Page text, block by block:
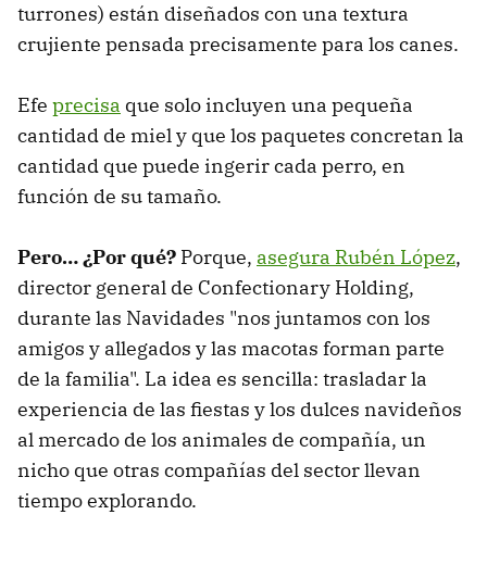
turrones) están diseñados con una textura
crujiente pensada precisamente para los canes.
Efe precisa que solo incluyen una pequeña
cantidad de miel y que los paquetes concretan la
cantidad que puede ingerir cada perro, en
función de su tamaño.
Pero… ¿Por qué? Porque, asegura Rubén López,
director general de Confectionary Holding,
durante las Navidades "nos juntamos con los
amigos y allegados y las macotas forman parte
de la familia". La idea es sencilla: trasladar la
experiencia de las fiestas y los dulces navideños
al mercado de los animales de compañía, un
nicho que otras compañías del sector llevan
tiempo explorando.